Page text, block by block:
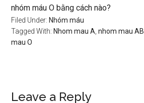
nhóm máu O bằng cách nào?
Filed Under: Nhóm máu
Tagged With: Nhom mau A ,nhom mau AB.
mau O
Reader
Leave a Reply